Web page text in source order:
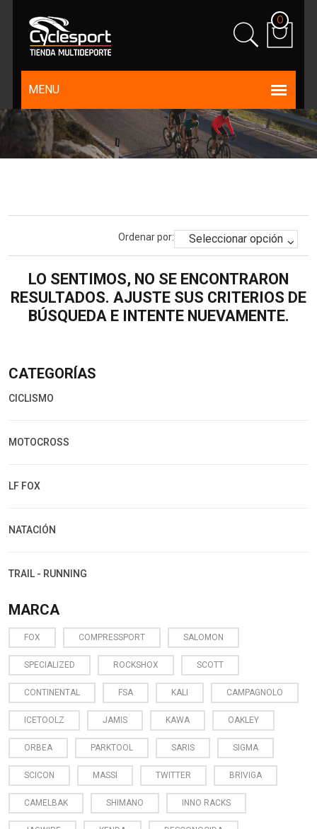
0
CATEGORÍAS
CICLISMO
MOTOCROSS
LF FOX
NATACIÓN
TRAIL - RUNNING
MARCA
FOX COMPRESSPORT SALOMON
SPECIALIZED ROCKSHOX SCOTT
CONTINENTAL FSA KALI CAMPAGNOLO
ICETOOLZ JAMIS KAWA OAKLEY
ORBEA PARKTOOL SARIS SIGMA
SCICON MASSI TWITTER BRIVIGA
CAMELBAK SHIMANO INNO RACKS
Ordenar por:
LO SENTIMOS, NO SE ENCONTRARON
RESULTADOS. AJUSTE SUS CRITERIOS DE
BÚSQUEDA E INTENTE NUEVAMENTE.